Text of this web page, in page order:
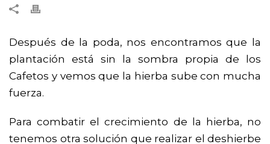
Después de la poda, nos encontramos que la
plantación está sin la sombra propia de los
Cafetos y vemos que la hierba sube con mucha
fuerza.
Para combatir el crecimiento de la hierba, no
tenemos otra solución que realizar el deshierbe